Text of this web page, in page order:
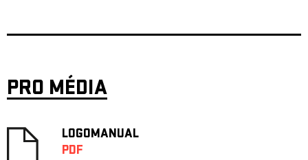
PRO MÉDIA
LOGOMANUAL
PDF